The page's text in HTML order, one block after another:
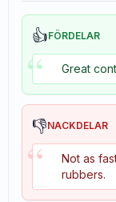
👍FÖRDELAR
“ Great
👎NACKDELAR
“
Not as
rubbers.